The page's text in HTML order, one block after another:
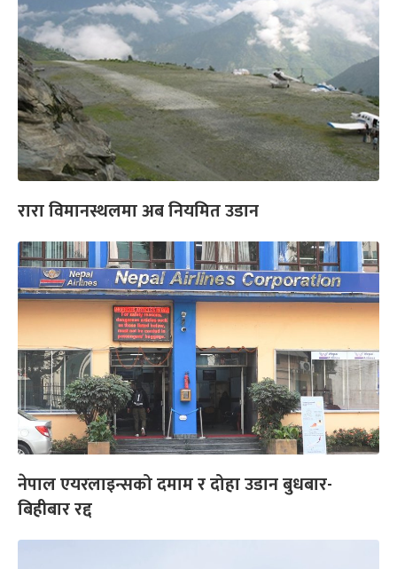
रारा विमानस्थलमा अब नियमित उडान
नेपाल एयरलाइन्सको दमाम र दोहा उडान बुधबार-
बिहीबार रद्द